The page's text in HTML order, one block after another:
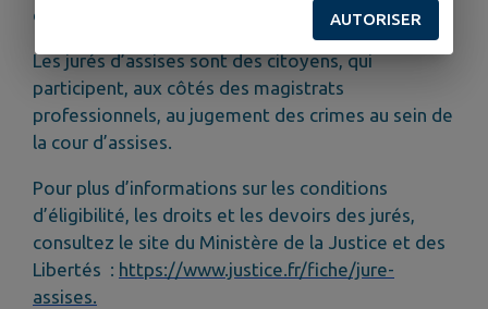
désigné comme juré d’assises.
Les jurés d’assises sont des citoyens, qui
participent, aux côtés des magistrats
professionnels, au jugement des crimes au sein de
la cour d’assises.
Pour plus d’informations sur les conditions
d’éligibilité, les droits et les devoirs des jurés,
consultez le site du Ministère de la Justice et des
Libertés : https://www.justice.fr/fiche/jure-
assises.
AUTORISER